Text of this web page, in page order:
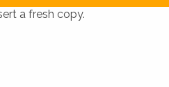
a fresh copy.